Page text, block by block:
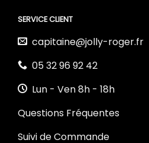
SERVICE CLIENT
capitaine@jolly-roger.fr
05 32 96 92 42
Lun - Ven 8h - 18h
Questions Fréquentes
Suivi de Commande